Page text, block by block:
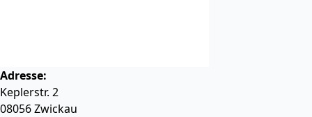
Adresse:
Keplerstr. 2
08056Zwickau